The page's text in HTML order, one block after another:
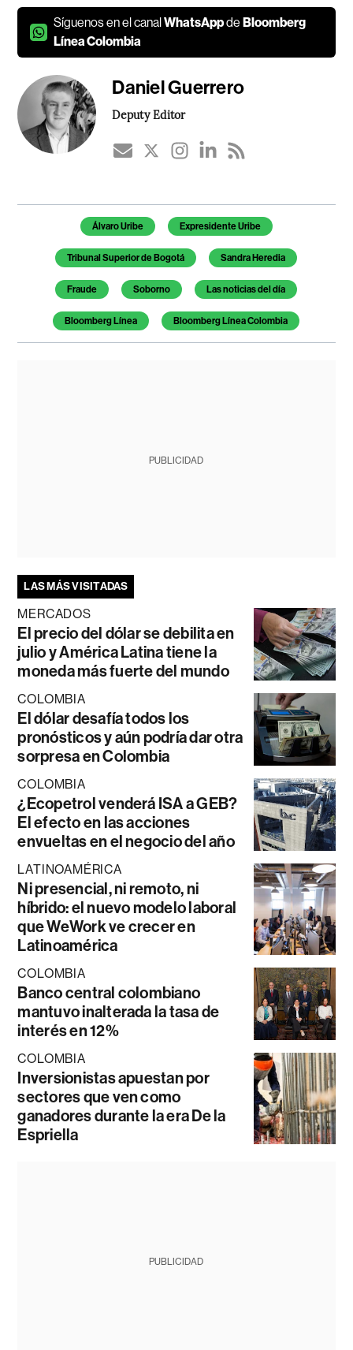
Síguenos en el canalWhatsAppdeBloomberg
Línea Colombia
Daniel Guerrero
Deputy Editor
Temas de este artículo
Álvaro Uribe Expresidente Uribe
Tribunal Superior de Bogotá Sandra Heredia
Fraude Soborno Las noticias del día
Bloomberg Línea Bloomberg Línea Colombia
PUBLICIDAD
LAS MÁS VISITADAS
MERCADOS
El precio del dólar se debilita en
julio y América Latina tiene la
moneda más fuerte del mundo
COLOMBIA
El dólar desafía todos los
pronósticos y aún podría dar otra
sorpresa en Colombia
COLOMBIA
¿Ecopetrol venderá ISA a GEB?
El efecto en las acciones
envueltas en el negocio del año
LATINOAMÉRICA
Ni presencial, ni remoto, ni
híbrido: el nuevo modelo laboral
que WeWork ve crecer en
Latinoamérica
COLOMBIA
Banco central colombiano
mantuvo inalterada la tasa de
interés en 12%
COLOMBIA
Inversionistas apuestan por
sectores que ven como
ganadores durante la era De la
Espriella
PUBLICIDAD